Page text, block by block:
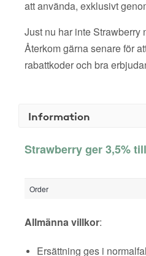
att använda, exklusivt
Just nu har inte Strawberry
Återkom gärna senare för
rabattkoder och bra
Information
Strawberry ger 3,5%
Order
Allmänna villkor:
Ersättning ges i